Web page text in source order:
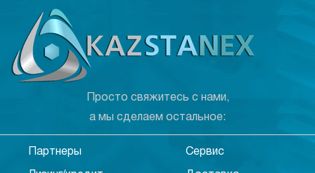
Просто свяжитесь с нами,
а мы сделаем остальное:
Партнеры Сервис